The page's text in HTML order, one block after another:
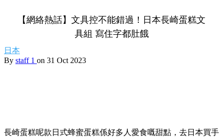
【網絡熱話】文具控不能錯過！日本長崎蛋糕文
具組 寫住字都肚餓
日本
By staff 1 on 31 Oct 2023
長崎蛋糕呢款日式蜂蜜蛋糕係好多人愛食嘅甜點，去日本買手